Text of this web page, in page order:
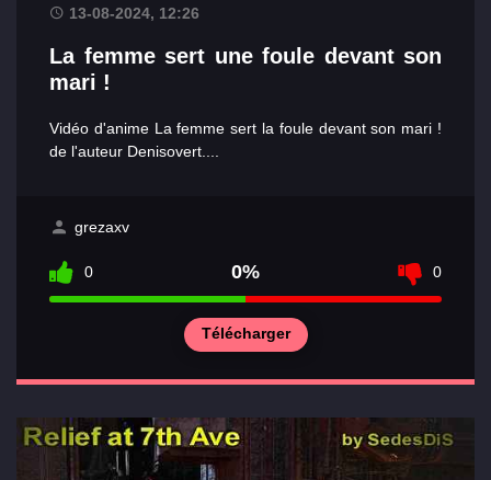
13-08-2024, 12:26
La femme sert une foule devant son
mari !
Vidéo d'anime La femme sert la foule devant son mari !
de l'auteur Denisovert....
grezaxv
0 0% 0
Télécharger